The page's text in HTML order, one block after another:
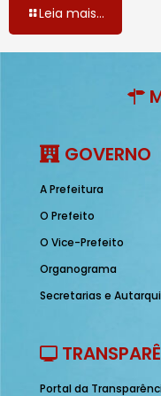
Leia mais...
GOVERNO
A Prefeitura
O Prefeito
O Vice-Prefeito
Organograma
Secretarias e
Portal da